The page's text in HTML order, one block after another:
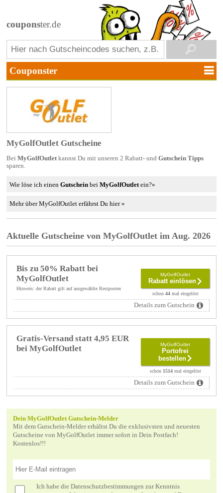
couponster.de
MyGolfOutlet Gutscheine
Bei MyGolfOutletkannst Du mit unseren 2 Rabatt- und Gutschein Tipps
sparen.
Wie löse ich einenGutschein beiMyGolfOutlet ein?»
Mehr über MyGolfOutlet erfährst Du hier »
Aktuelle Gutscheine von MyGolfOutlet im Aug. 2026
Bis zu 50% Rabatt bei
MyGolfOutlet
Hinweis: der Rabatt gilt auf ausgewählte Restposten
MyGolfOutlet
Rabatt einlösen
schon 44mal eingelöst
Details zum Gutschein
Gratis-Versand statt 4,95 EUR
bei MyGolfOutlet
MyGolfOutlet
Portofrei
bestellen
schon 1514mal eingelöst
Details zum Gutschein
Dein MyGolfOutlet Gutschein-Melder
Mit dem Gutschein-Melder erhältst Du die exklusivsten und neuesten
Gutscheine von MyGolfOutlet immer sofort in Dein Postfach!
Kostenlos!!!
Ich habe die Datenschutzbestimmungen zur Kenntnis